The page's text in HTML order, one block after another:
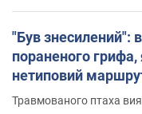
"Був знесилений":
пораненого
нетиповий
Травмованого птаха